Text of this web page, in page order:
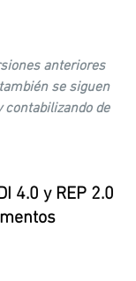
anteriores
se siguen
contabilizando de
4.0 y REP 2.0